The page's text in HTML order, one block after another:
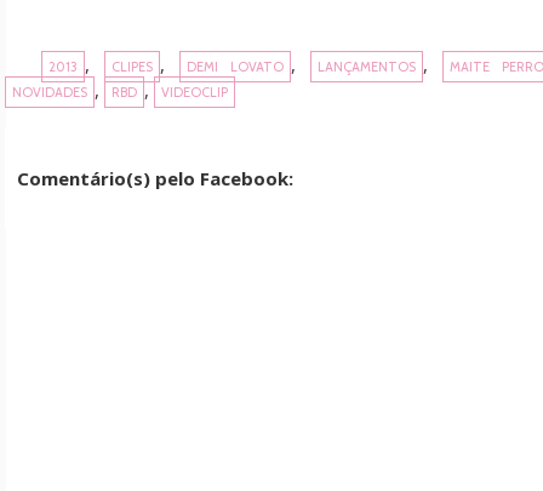
2013 , CLIPES , DEMI LOVATO , LANÇAMENTOS ,
MAITE
NOVIDADES , RBD , VIDEOCLIP
Comentário(s) pelo Facebook: